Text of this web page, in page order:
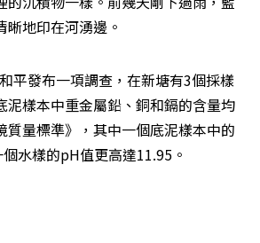
地印在河湧邊。
平發布一項調查，在新塘有3個採樣
泥樣本中重金屬鉛、銅和鎘的含量均
質量標準》，其中一個底泥樣本中的
水樣的pH值更高達11.95。